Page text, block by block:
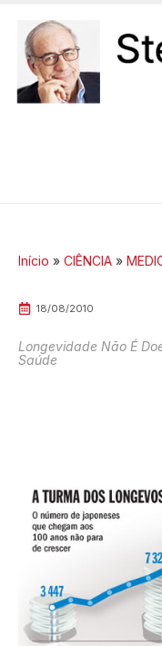
Início » CIÊNCIA »
18/08/2010
Longevidade Não É
Saúde